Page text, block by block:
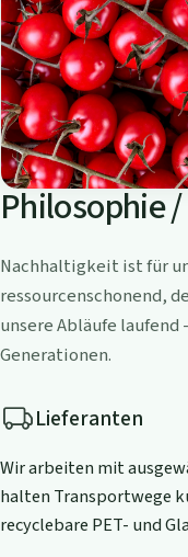
Philosophie
Nachhaltigkeit ist für
ressourcenschonend,
unsere Abläufe
Generationen.
Lieferanten
Wir arbeiten mit
halten Transportwege
recyclebare PET- und